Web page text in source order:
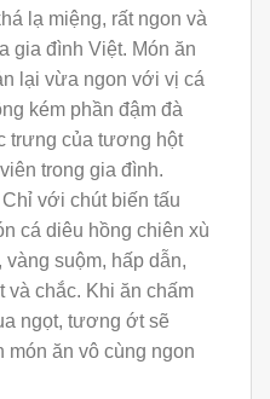
lạ miệng, rất ngon và
gia đình Việt. Món ăn
lại vừa ngon với vị cá
kém phần đậm đà
trưng của tương hột
trong gia đình.
với chút biến tấu
cá diêu hồng chiên xù
suộm, hấp dẫn,
và chắc. Khi ăn chấm
ngọt, tương ớt sẽ
món ăn vô cùng ngon